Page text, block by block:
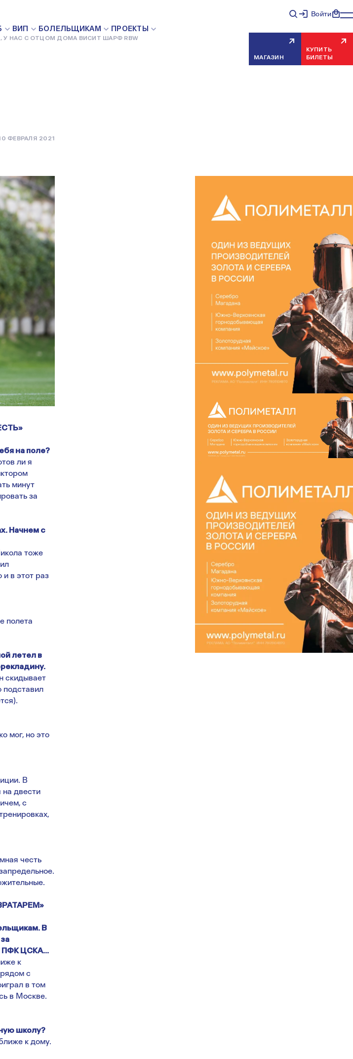
ВИП БОЛЕЛЬЩИКАМ ПРОЕКТЫ
У НАС С ОТЦОМ ДОМА ВИСИТ ШАРФ RBW
Войти
МАГАЗИН
КУПИТЬ
БИЛЕТЫ
ФЕВРАЛЯ 2021
на поле?
ли я
минут
за
Начнем с
тоже
и в этот раз
полета
летел в
скидывает
подставил
мог, но это
В
двести
с
честь
В
ПФК ЦСКА…
к
с
в том
в Москве.
школу?
к дому.